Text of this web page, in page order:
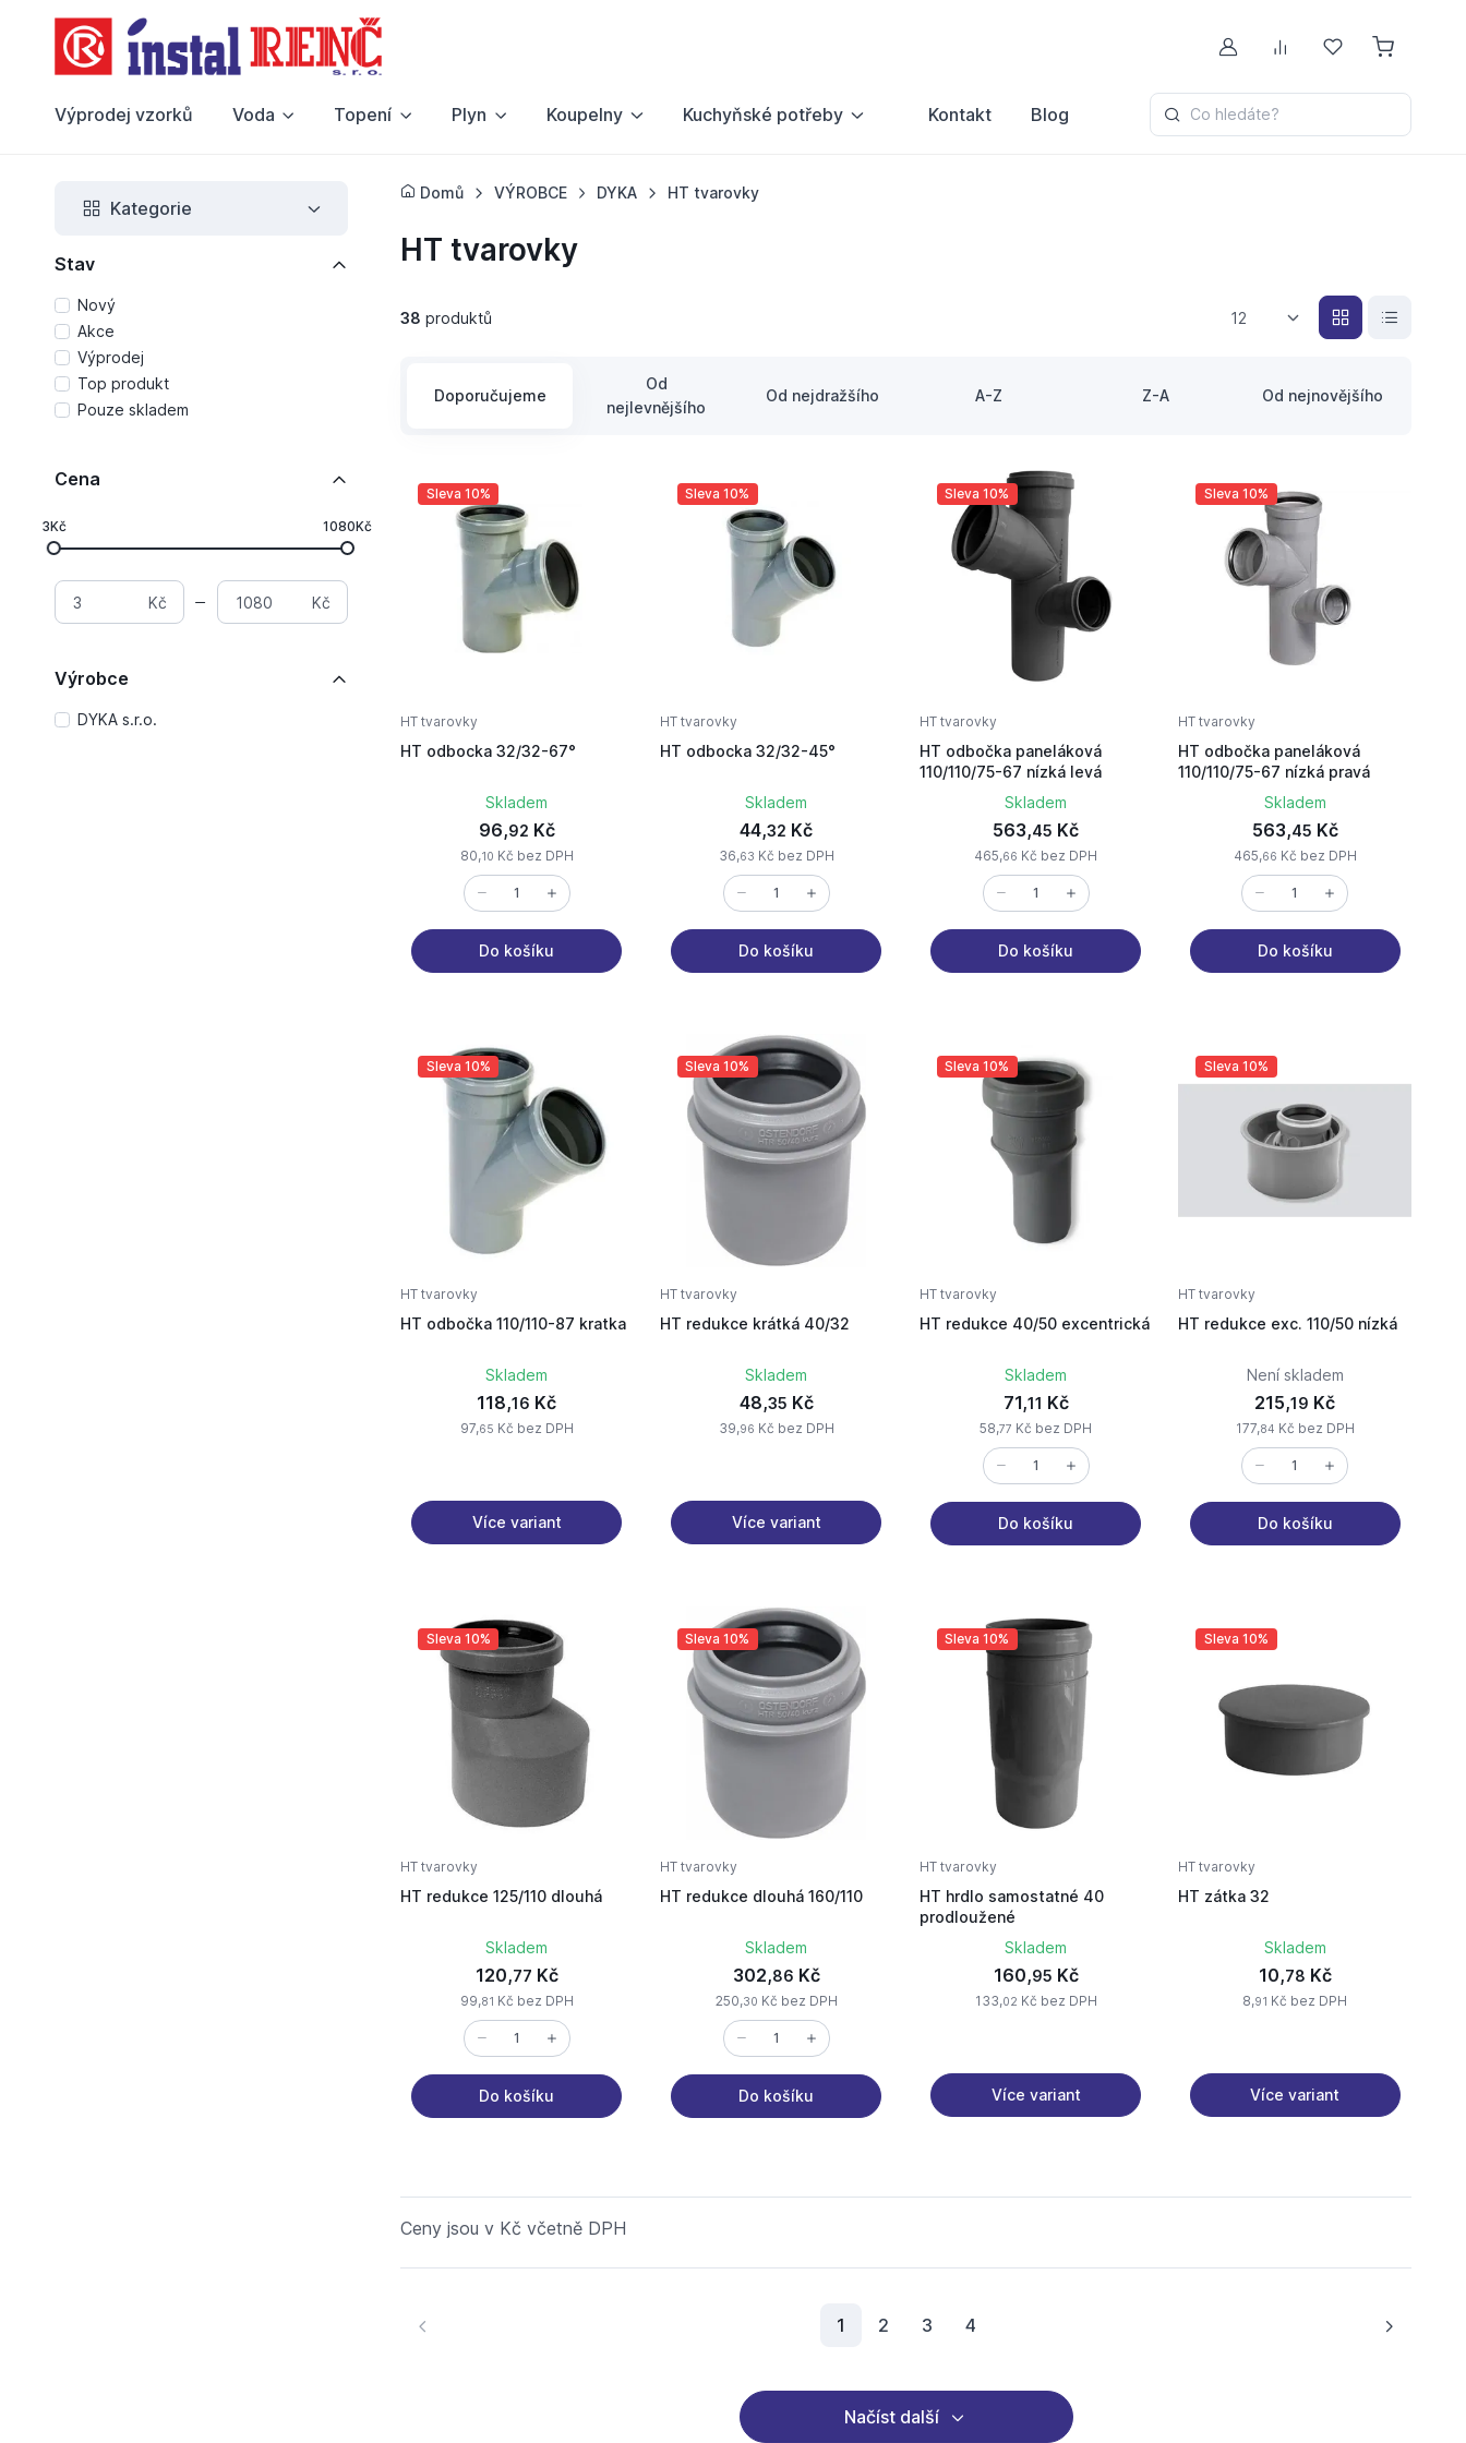
Můj účetPorovnávání
Oblíbené
Výprodej vzorků Voda Topení Plyn Koupelny Kuchyňské potřeby Kontakt Blog Co hledáte?
Kategorie
Stav
Nový
Akce
Výprodej
Top produkt
Pouze skladem
Cena
3Kč 1080Kč
Kč Kč
Výrobce
DYKA s.r.o.
Domů VÝROBCE DYKA HT tvarovky
HT tvarovky
38 produktů 12
Doporučujeme
Od
nejlevnějšího
Od nejdražšího A-Z Z-A Od nejnovějšího
Sleva 10%
HT tvarovky
HT odbocka 32/32-67°
Skladem
96,92 Kč
80,10 Kč bez DPH
Do košíku
Sleva 10%
HT tvarovky
HT odbocka 32/32-45°
Skladem
44,32 Kč
36,63 Kč bez DPH
Do košíku
Sleva 10%
HT tvarovky
HT odbočka paneláková
110/110/75-67 nízká levá
Skladem
563,45 Kč
465,66 Kč bez DPH
Do košíku
Sleva 10%
HT tvarovky
HT odbočka paneláková
110/110/75-67 nízká pravá
Skladem
563,45 Kč
465,66 Kč bez DPH
Do košíku
Sleva 10%
HT tvarovky
HT odbočka 110/110-87 kratka
Skladem
118,16 Kč
97,65 Kč bez DPH
Více variant
Sleva 10%
HT tvarovky
HT redukce krátká 40/32
Skladem
48,35 Kč
39,96 Kč bez DPH
Více variant
Sleva 10%
HT tvarovky
HT redukce 40/50 excentrická
Skladem
71,11 Kč
58,77 Kč bez DPH
Do košíku
Sleva 10%
HT tvarovky
HT redukce exc. 110/50 nízká
Není skladem
215,19 Kč
177,84 Kč bez DPH
Do košíku
Sleva 10%
HT tvarovky
HT redukce 125/110 dlouhá
Skladem
120,77 Kč
99,81 Kč bez DPH
Do košíku
Sleva 10%
HT tvarovky
HT redukce dlouhá 160/110
Skladem
302,86 Kč
250,30 Kč bez DPH
Do košíku
Sleva 10%
HT tvarovky
HT hrdlo samostatné 40
prodloužené
Skladem
160,95 Kč
133,02 Kč bez DPH
Více variant
Sleva 10%
HT tvarovky
HT zátka 32
Skladem
10,78 Kč
8,91 Kč bez DPH
Více variant
Ceny jsou v Kč včetně DPH
1 Aktuální stránka
2 3 4
Načíst další